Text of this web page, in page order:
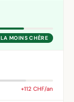
LA MOINS CHÈRE
+112 CHF/an